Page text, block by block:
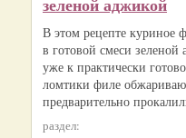
зеленой аджикой
В этом рецепте куриное
в готовой смеси
уже к практически
ломтики филе
предварительно
раздел: